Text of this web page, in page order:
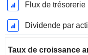
Dividende par
Taux de croissance